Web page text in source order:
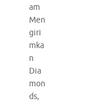
am
Men
giri
mka
n
Dia
mon
ds,